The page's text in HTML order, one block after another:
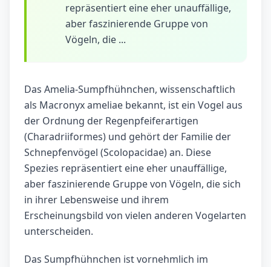
repräsentiert eine eher unauffällige,
aber faszinierende Gruppe von
Vögeln, die ...
Das Amelia-Sumpfhühnchen, wissenschaftlich
als Macronyx ameliae bekannt, ist ein Vogel aus
der Ordnung der Regenpfeiferartigen
(Charadriiformes) und gehört der Familie der
Schnepfenvögel (Scolopacidae) an. Diese
Spezies repräsentiert eine eher unauffällige,
aber faszinierende Gruppe von Vögeln, die sich
in ihrer Lebensweise und ihrem
Erscheinungsbild von vielen anderen Vogelarten
unterscheiden.
Das Sumpfhühnchen ist vornehmlich im